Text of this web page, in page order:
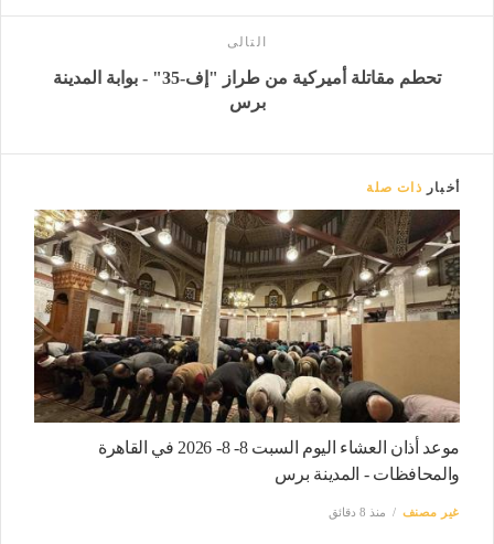
التالى
تحطم مقاتلة أميركية من طراز "إف-35" - بوابة المدينة
برس
أخبار ذات صلة
موعد أذان العشاء اليوم السبت 8- 8- 2026 في القاهرة
والمحافظات - المدينة برس
غير مصنف منذ 8 دقائق